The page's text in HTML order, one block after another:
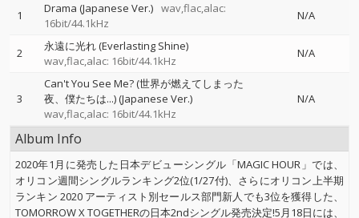
1 Drama (Japanese Ver.) wav,flac,alac:
16bit/44.1kHz
N/A
2
永遠に光れ (Everlasting Shine)
wav,flac,alac: 16bit/44.1kHz
N/A
3
Can't You See Me? (世界が燃えてしまった
夜、僕たちは...) (Japanese Ver.)
wav,flac,alac: 16bit/44.1kHz
N/A
Album Info
2020年1月に発売した日本デビューシングル「MAGIC HOUR」では、
オリコン週間シングルランキング2位(1/27付)、さらにオリコン上半期
ランキン 2020 アーティスト別セールス部門新人でも3位を獲得した、
TOMORROW X TOGETHERの日本2ndシングル発売決定!5月18日には、